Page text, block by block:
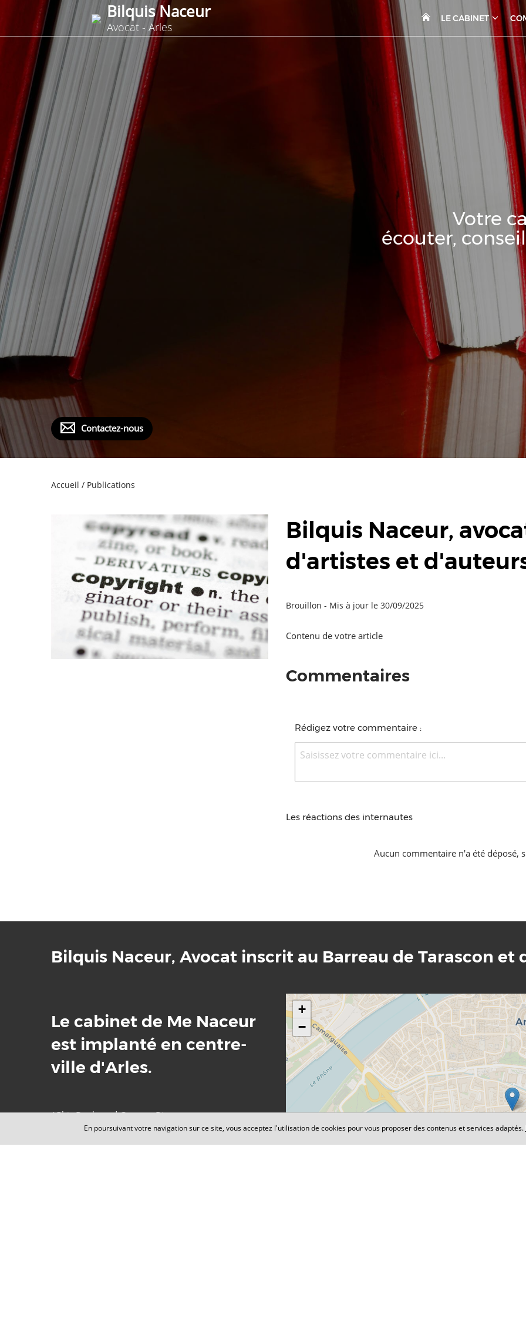
Bilquis Naceur
Avocat - Arles
LE CABINET
Votre
écouter,
Contactez-nous
Accueil / Publications
Bilquis Naceur,
d'artistes et
Brouillon - Mis à jour le 30/09/2025
Contenu de votre article
Commentaires
Rédigez votre commentaire :
Les réactions des internautes
Aucun commentaire n'a été déposé,
Bilquis Naceur, Avocat inscrit au Barreau de Tarascon et
Le cabinet de Me Naceur
​​​​​​​est implanté en centre-
ville d'Arles.
15bis Boulevard Georges Bizet
13200 Arles
+
−
En poursuivant votre navigation sur ce site, vous acceptez l'utilisation de cookies pour vous proposer des contenus et services adaptés.